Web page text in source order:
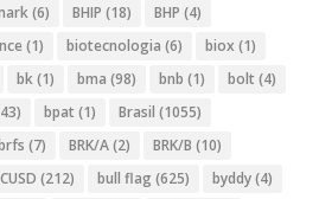
(6) BHIP (18) BHP (4)
(1) biotecnologia (6) biox (1)
bk(1) bma (98) bnb (1) bolt (4)
bpat (1) Brasil (1055)
(7) BRK/A(2) BRK/B (10)
(212) bull flag (625) byddy(4)